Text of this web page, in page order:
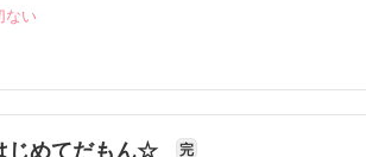
ださい
ない
れて、そして・・・消えていくんだ。
めてだもん☆ 完